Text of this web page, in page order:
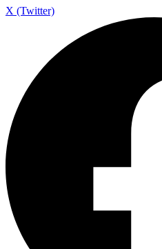
X (Twitter)